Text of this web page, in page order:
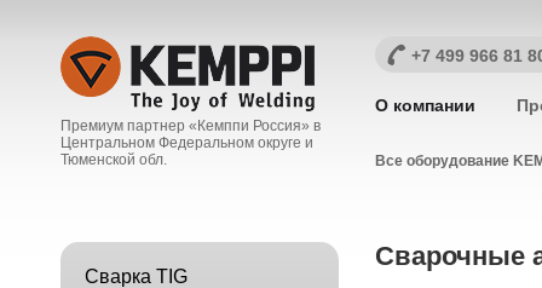
Премиум партнер «Кемппи Россия» в
Центральном Федеральном округе и
Тюменской обл.
+7 499 966 81
О компании
Все оборудование
Сварка TIG
Сварочные